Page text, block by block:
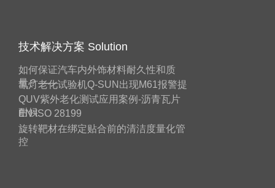
技术解决方案 Solution
如何保证汽车内外饰材料耐久性和质
量？——
氙灯老化试验机Q-SUN出现M61报警提
QUV紫外老化测试应用案例-沥青瓦片
耐候
EN ISO 28199
旋转靶材在绑定贴合前的清洁度量化管
控